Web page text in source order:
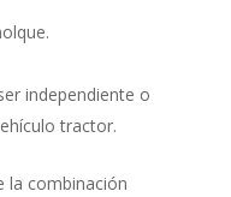
independiente o
tractor.
la combinación